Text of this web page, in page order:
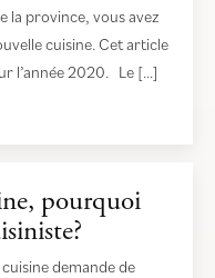
la province, vous avez
cuisine. Cet article
l’année 2020. Le […]
pourquoi
demande de